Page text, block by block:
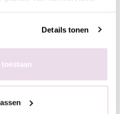
Details tonen
Nails Glitter Dust |
+ In winkelwagen
(€ 3,01 incl. btw)